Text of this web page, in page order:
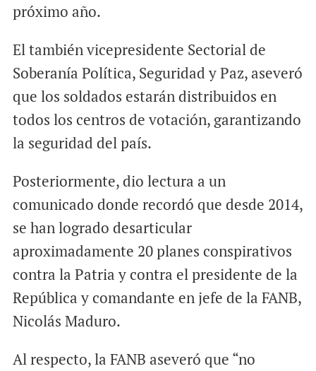
próximo año.
El también vicepresidente Sectorial de
Soberanía Política, Seguridad y Paz, aseveró
que los soldados estarán distribuidos en
todos los centros de votación, garantizando
la seguridad del país.
Posteriormente, dio lectura a un
comunicado donde recordó que desde 2014,
se han logrado desarticular
aproximadamente 20 planes conspirativos
contra la Patria y contra el presidente de la
República y comandante en jefe de la FANB,
Nicolás Maduro.
Al respecto, la FANB aseveró que “no